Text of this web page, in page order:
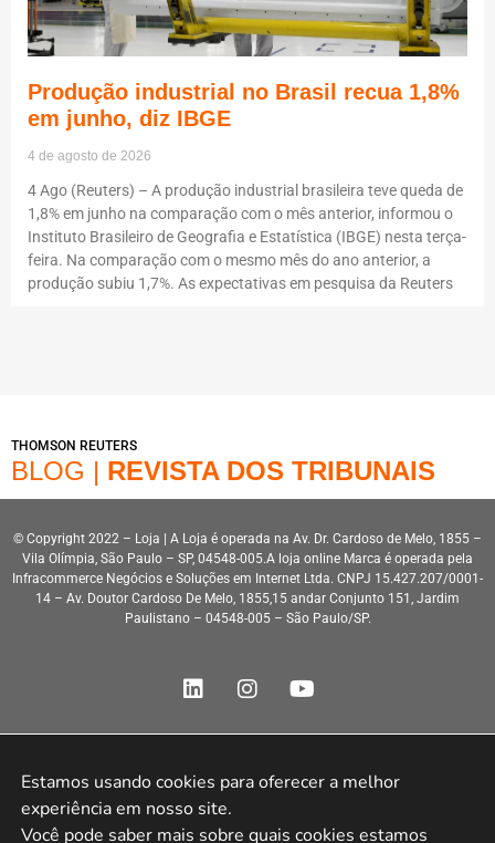
Produção industrial no Brasil recua 1,8%
em junho, diz IBGE
4 de agosto de 2026
4 Ago (Reuters) – A produção industrial brasileira teve queda de
1,8% em junho na comparação com o mês anterior, informou o
Instituto Brasileiro de Geografia e Estatística (IBGE) nesta terça-
feira. Na comparação com o mesmo mês do ano anterior, a
produção subiu 1,7%. As expectativas em pesquisa da Reuters
THOMSON REUTERS
BLOG | REVISTA DOS TRIBUNAIS
© Copyright 2022 – Loja | A Loja é operada na Av. Dr. Cardoso de Melo, 1855 –
Vila Olímpia, São Paulo – SP, 04548-005.A loja online Marca é operada pela
Infracommerce Negócios e Soluções em Internet Ltda. CNPJ 15.427.207/0001-
14 – Av. Doutor Cardoso De Melo, 1855,15 andar Conjunto 151, Jardim
Paulistano – 04548-005 – São Paulo/SP.
Desenvolvimento HeroStar
Estamos usando cookies para oferecer a melhor
experiência em nosso site.
Você pode saber mais sobre quais cookies estamos